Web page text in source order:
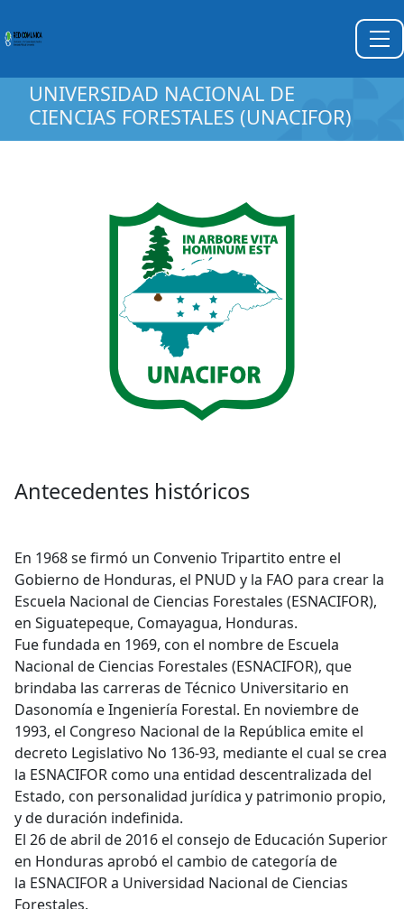
UNIVERSIDAD NACIONAL DE
CIENCIAS FORESTALES (UNACIFOR)
Antecedentes históricos
En 1968 se firmó un Convenio Tripartito entre el
Gobierno de Honduras, el PNUD y la FAO para crear la
Escuela Nacional de Ciencias Forestales (ESNACIFOR),
en Siguatepeque, Comayagua, Honduras.
Fue fundada en 1969, con el nombre de Escuela
Nacional de Ciencias Forestales (ESNACIFOR), que
brindaba las carreras de Técnico Universitario en
Dasonomía e Ingeniería Forestal. En noviembre de
1993, el Congreso Nacional de la República emite el
decreto Legislativo No 136-93, mediante el cual se crea
la ESNACIFOR como una entidad descentralizada del
Estado, con personalidad jurídica y patrimonio propio,
y de duración indefinida.
El 26 de abril de 2016 el consejo de Educación Superior
en Honduras aprobó el cambio de categoría de
la ESNACIFOR a Universidad Nacional de Ciencias
Forestales.